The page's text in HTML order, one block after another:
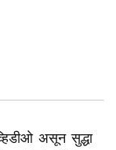
असून सुद्धा